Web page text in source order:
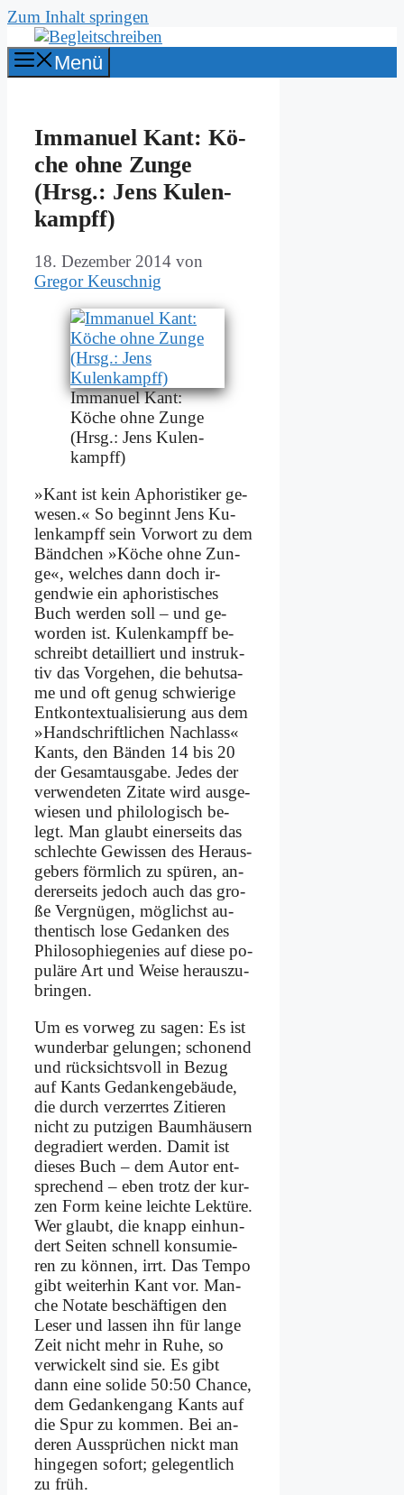
Zum Inhalt springen
Menü
Im­ma­nu­el Kant: Kö­
che oh­ne Zun­ge
(Hrsg.: Jens Ku­len­
kampff)
18. Dezember 2014 von
Gregor Keuschnig
Im­ma­nu­el Kant:
Kö­che oh­ne Zun­ge
(Hrsg.: Jens Ku­len­
kampff)
»Kant ist kein Apho­ri­sti­ker ge­
we­sen.« So be­ginnt Jens Ku­
len­kampff sein Vor­wort zu dem
Bänd­chen »Kö­che oh­ne Zun­
ge«, wel­ches dann doch ir­
gend­wie ein apho­ri­sti­sches
Buch wer­den soll – und ge­
wor­den ist. Ku­len­kampff be­
schreibt de­tail­liert und in­struk­
tiv das Vor­ge­hen, die be­hut­sa­
me und oft ge­nug schwie­ri­ge
Entkontex­tualisierung aus dem
»Hand­schrift­li­chen Nach­lass«
Kants, den Bän­den 14 bis 20
der Ge­samt­aus­ga­be. Je­des der
ver­wen­de­ten Zi­ta­te wird aus­ge­
wie­sen und phi­lo­lo­gisch be­
legt. Man glaubt ei­ner­seits das
schlech­te Ge­wis­sen des Her­aus­
ge­bers förm­lich zu spü­ren, an­
de­rer­seits je­doch auch das gro­
ße Ver­gnü­gen, mög­lichst au­
then­tisch lo­se Ge­dan­ken des
Phi­lo­so­phie­ge­nies auf die­se po­
pu­lä­re Art und Wei­se her­aus­zu­
brin­gen.
Um es vor­weg zu sa­gen: Es ist
wun­der­bar ge­lun­gen; scho­nend
und rück­sichts­voll in Be­zug
auf Kants Ge­dan­ken­ge­bäu­de,
die durch ver­zerr­tes Zi­tie­ren
nicht zu put­zi­gen Baum­häu­sern
de­gra­diert wer­den. Da­mit ist
die­ses Buch – dem Au­tor ent­
spre­chend – eben trotz der kur­
zen Form kei­ne leich­te Lek­tü­re.
Wer glaubt, die knapp ein­hun­
dert Sei­ten schnell kon­su­mie­
ren zu kön­nen, irrt. Das Tem­po
gibt wei­ter­hin Kant vor. Man­
che No­ta­te be­schäf­ti­gen den
Le­ser und las­sen ihn für lan­ge
Zeit nicht mehr in Ru­he, so
ver­wickelt sind sie. Es gibt
dann ei­ne so­li­de 50:50 Chan­ce,
dem Ge­dan­ken­gang Kants auf
die Spur zu kom­men. Bei an­
de­ren Aus­sprü­chen nickt man
hin­ge­gen so­fort; ge­le­gent­lich
zu früh.